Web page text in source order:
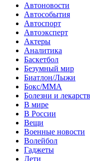
Автоновости
Автособытия
Автоспорт
Автоэксперт
Актеры
Аналитика
Баскетбол
Безумный мир
Биатлон/Лыжи
Бокс/MMA
Болезни и
В мире
В России
Вещи
Военные новости
Волейбол
Гаджеты
Дети